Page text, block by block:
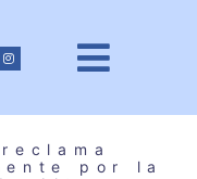
por la